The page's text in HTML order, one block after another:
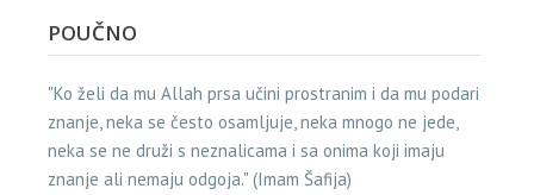
POUČNO
"Ko želi da mu Allah prsa učini prostranim i da mu podari
znanje, neka se često osamljuje, neka mnogo ne jede,
neka se ne druži s neznalicama i sa onima koji imaju
znanje ali nemaju odgoja." (Imam Šafija)